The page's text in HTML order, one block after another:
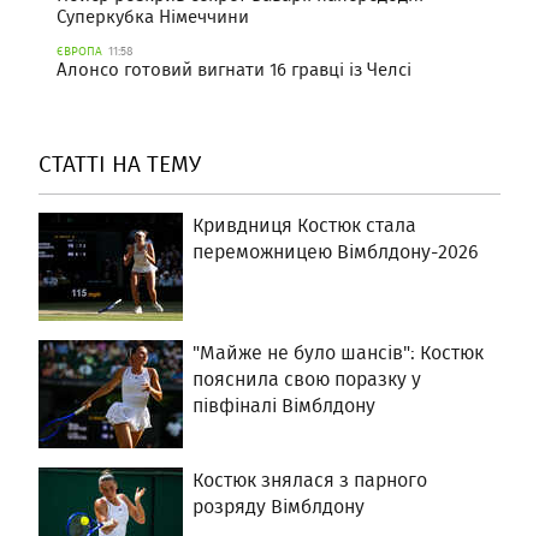
Суперкубка Німеччини
ЄВРОПА 11:58
Алонсо готовий вигнати 16 гравці із Челсі
СТАТТІ НА ТЕМУ
Кривдниця Костюк стала
переможницею Вімблдону-2026
"Майже не було шансів": Костюк
пояснила свою поразку у
півфіналі Вімблдону
Костюк знялася з парного
розряду Вімблдону